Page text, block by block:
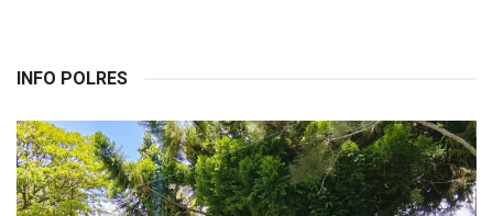
INFO POLRES